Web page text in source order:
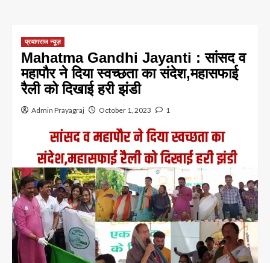
प्रयागराज न्यूज़
Mahatma Gandhi Jayanti : सांसद व
महापौर ने दिया स्वच्छता का संदेश,महासफाई
रैली को दिखाई हरी झंडी
Admin Prayagraj October 1, 2023 1